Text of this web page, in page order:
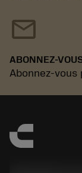
mail
ABONNEZ-
Abonnez-vous